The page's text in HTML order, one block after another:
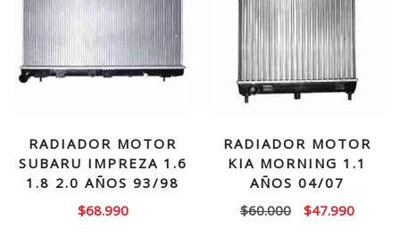
RADIADOR MOTOR
SUBARU IMPREZA 1.6
1.8 2.0 AÑOS 93/98
$68.990
RADIADOR MOTOR
KIA MORNING 1.1
AÑOS 04/07
$60.000
El
$47.990El